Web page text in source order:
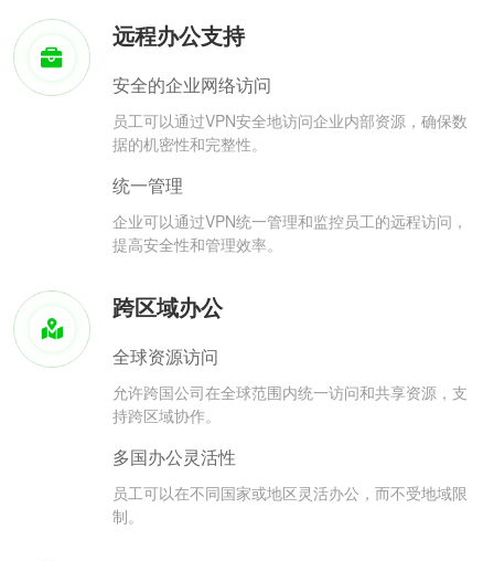
远程办公支持
安全的企业网络访问
员工可以通过VPN安全地访问企业内部资源，确保数
据的机密性和完整性。
统一管理
企业可以通过VPN统一管理和监控员工的远程访问，
提高安全性和管理效率。
跨区域办公
全球资源访问
允许跨国公司在全球范围内统一访问和共享资源，支
持跨区域协作。
多国办公灵活性
员工可以在不同国家或地区灵活办公，而不受地域限
制。